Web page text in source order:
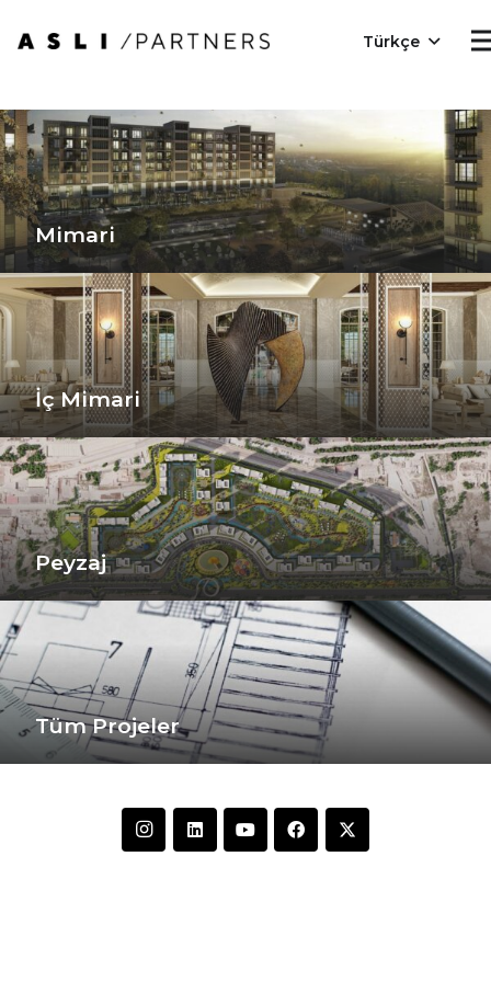
Türkçe
Mimari
İç Mimari
Peyzaj
Tüm Projeler